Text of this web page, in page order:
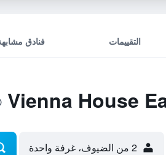
التقييمات فنادق
2 من الضيوف، غرفة واحدة